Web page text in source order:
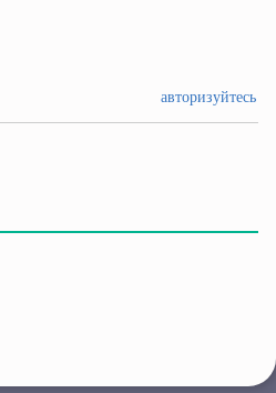
авторизуйтесь